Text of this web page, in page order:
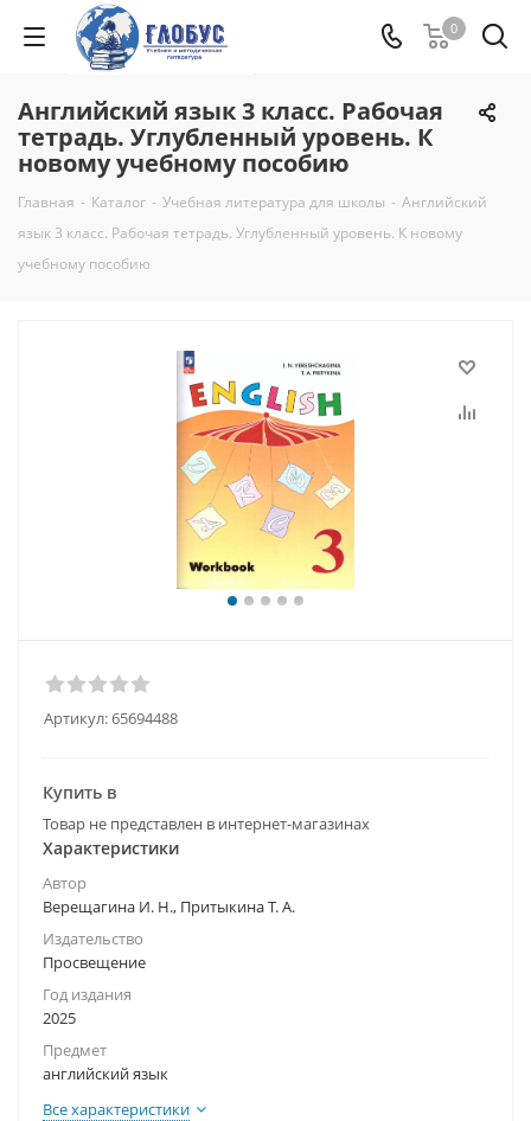
0
Английский язык 3 класс. Рабочая
тетрадь. Углубленный уровень. К
новому учебному пособию
Главная - Каталог - Учебная литература для школы - Английский
язык 3 класс. Рабочая тетрадь. Углубленный уровень. К новому
учебному пособию
Артикул:65694488
Купить в
Товар не представлен в интернет-магазинах
Характеристики
Автор
Верещагина И. Н., Притыкина Т. А.
Издательство
Просвещение
Год издания
2025
Предмет
английский язык
Все характеристики